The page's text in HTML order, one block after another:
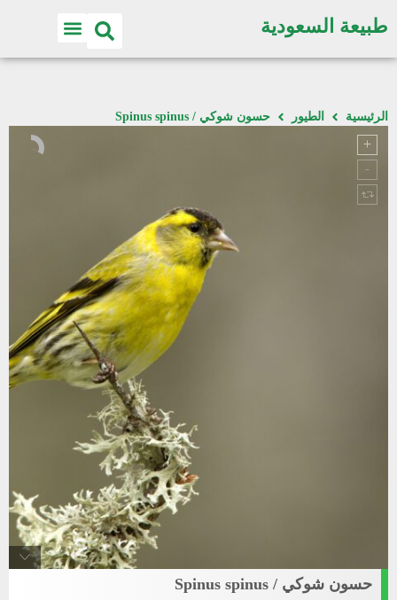
طبيعة السعودية
الرئيسية الطيور حسون شوكي / Spinus spinus
حسون شوكي / Spinus spinus